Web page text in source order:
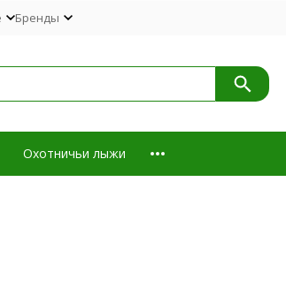
Бренды
Охотничьи лыжи